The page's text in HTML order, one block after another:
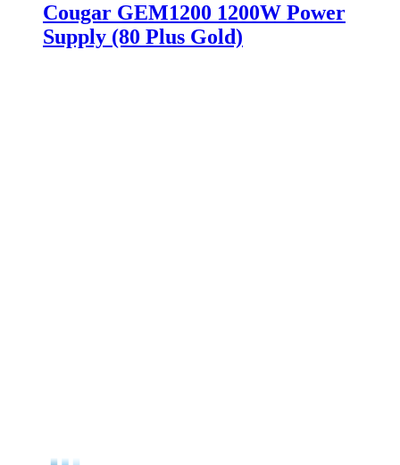
Cougar GEM1200 1200W Power
Supply (80 Plus Gold)